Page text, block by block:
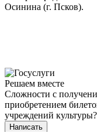
Осинина (г. Псков).
Решаем вместе
Сложности с
приобретением
учреждений культуры?
Написать